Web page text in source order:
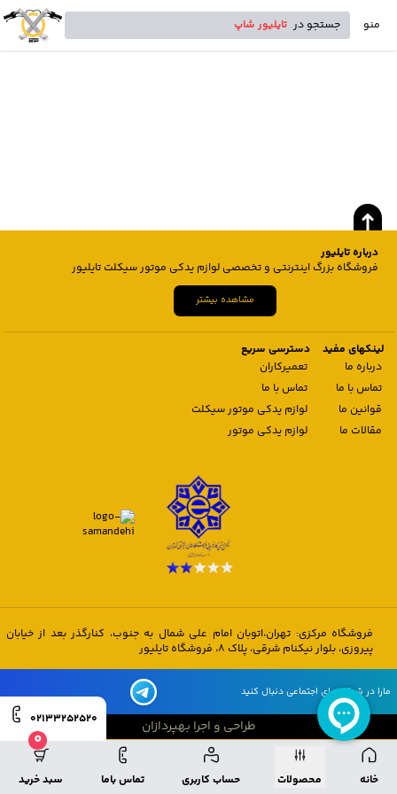
منو جستجو در تایلیور شاپ
خانه محصولات حساب کاربری تماس باما
0
سبد خرید
02133252520
درباره تایلیور
فروشگاه بزرگ اینترنتی و تخصصی لوازم یدکی موتور سیکلت تایلیور
مشاهده بیشتر
لینکهای مفید
درباره ما
تماس با ما
قوانین ما
مقالات ما
دسترسی سریع
تعمیرکاران
تماس با ما
لوازم یدکی موتور سیکلت
لوازم یدکی موتور
فروشگاه مرکزی: تهران،اتوبان امام علی شمال به جنوب، کنارگذر بعد از خیابان
پیروزی، بلوار نیکنام شرقی، پلاک 8، فروشگاه تایلیور
مارا در شبکه های اجتماعی دنبال کنید
طراحی و اجرا بهپردازان
طراحی و اجرا بهپردازان